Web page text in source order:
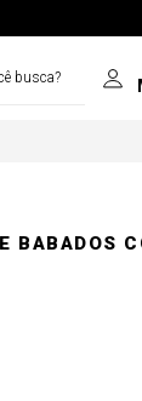
BABADOS